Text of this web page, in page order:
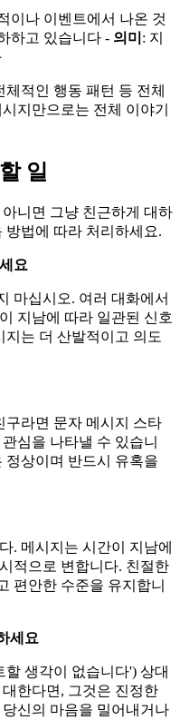
이나 이벤트에서 나온 것
하고 있습니다 - 의미 : 지
적인 행동 패턴 등 전체
지만으로는 전체 이야기
일
니면 그냥 친근하게 대하
방법에 따라 처리하세요.
요
마십시오. 여러 대화에서
지남에 따라 일관된 신호
지는 더 산발적이고 의도
구라면 문자 메시지 스타
심을 나타낼 수 있습니
정상이며 반드시 유혹을
. 메시지는 시간이 지남에
적으로 변합니다. 친절한
편안한 수준을 유지합니
세요
생각이 없습니다') 상대
한다면, 그것은 진정한
신의 마음을 밀어내거나